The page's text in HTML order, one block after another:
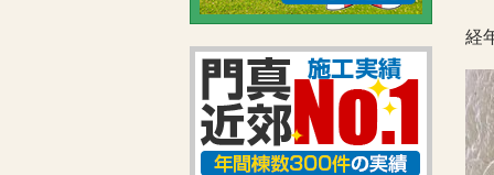
経